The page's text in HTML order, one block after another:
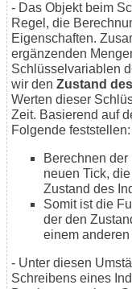
- Das Objekt beim
Regel, die
Eigenschaften.
ergänzenden
Schlüsselvariablen
wir den Zustand
Werten dieser
Zeit. Basierend auf
Folgende feststellen:
Berechnen
neuen Tick,
Zustand des
Somit ist die
der den
einem anderen
- Unter diesen
Schreibens eines